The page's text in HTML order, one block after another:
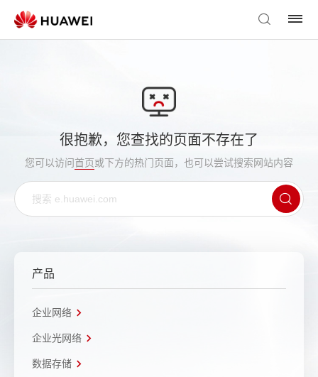
很抱歉，您查找的页面不存在了
您可以访问首页或下方的热门页面，也可以尝试搜索网站内容
产品
企业网络
企业光网络
数据存储